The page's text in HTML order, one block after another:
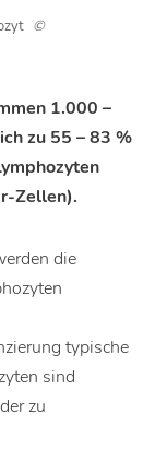
©
1.000 –
zu 55 – 83 %
Zellen).
die
typische
sind
zu